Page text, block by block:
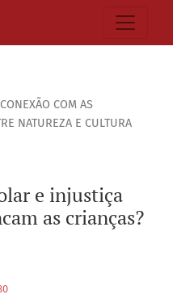
COM AS
NATUREZA E CULTURA
e injustiça
as crianças?